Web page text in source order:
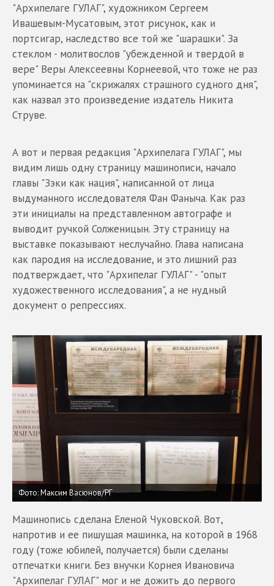
"Архипелаге ГУЛАГ", художником Сергеем
Ивашевым-Мусатовым, этот рисунок, как и
портсигар, наследство все той же "шарашки". За
стеклом - молитвослов "убежденной и твердой в
вере" Веры Алексеевны Корнеевой, что тоже не раз
упоминается на "скрижалях страшного судного дня",
как назвал это произведение издатель Никита
Струве.
А вот и первая редакция "Архипелага ГУЛАГ", мы
видим лишь одну страницу машинописи, начало
главы "Зэки как нация", написанной от лица
выдуманного исследователя Фан Фаныча. Как раз
эти инициалы на представленном автографе и
выводит ручкой Солженицын. Эту страницу на
выставке показывают неслучайно. Глава написана
как пародия на исследование, и это лишний раз
подтверждает, что "Архипелаг ГУЛАГ" - "опыт
художественного исследования", а не нудный
документ о репрессиях.
Фото: Максим Васюнов/РГ
Машинопись сделана Еленой Чуковской. Вот,
напротив и ее пишущая машинка, на которой в 1968
году (тоже юбилей, получается) были сделаны
отпечатки книги. Без внучки Корнея Ивановича
"Архипелаг ГУЛАГ" мог и не дожить до первого